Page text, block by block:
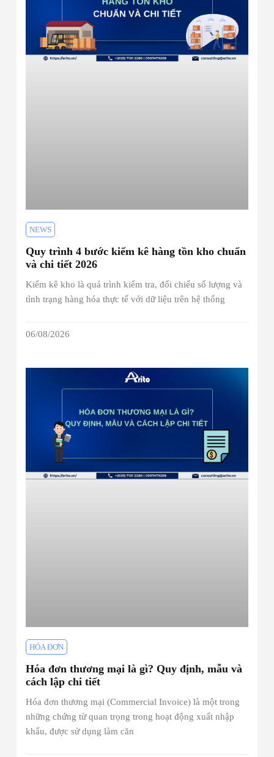
NEWS
Quy trình 4 bước kiểm kê hàng tồn kho chuẩn
và chi tiết 2026
Kiểm kê kho là quá trình kiểm tra, đối chiếu số lượng và
tình trạng hàng hóa thực tế với dữ liệu trên hệ thống
06/08/2026
HÓA ĐƠN
Hóa đơn thương mại là gì? Quy định, mẫu và
cách lập chi tiết
Hóa đơn thương mại (Commercial Invoice) là một trong
những chứng từ quan trọng trong hoạt động xuất nhập
khẩu, được sử dụng làm căn